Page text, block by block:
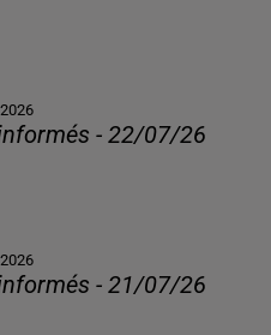
- 22/07/26
- 21/07/26